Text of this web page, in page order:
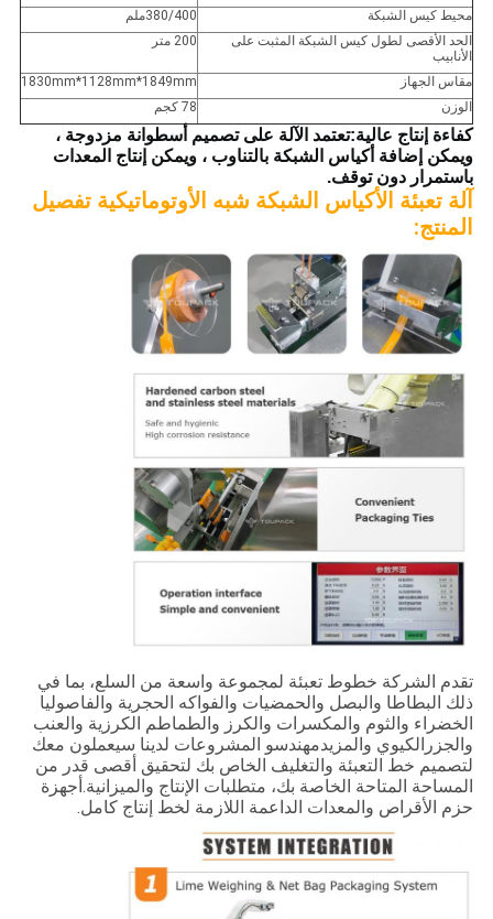
محيط كيس الشبكة
380/400ملم
الحد الأقصى لطول كيس الشبكة المثبت على
الأنابيب
200 متر
مقاس الجهاز
1830mm*1128mm*1849mm
الوزن
78 كجم
كفاءة إنتاج عالية:تعتمد الآلة على تصميم أسطوانة مزدوجة ،
ويمكن إضافة أكياس الشبكة بالتناوب ، ويمكن إنتاج المعدات
باستمرار دون توقف.
آلة تعبئة الأكياس الشبكة شبه الأوتوماتيكية تفصيل
المنتج:
تقدم الشركة خطوط تعبئة لمجموعة واسعة من السلع، بما في
ذلك البطاطا والبصل والحمضيات والفواكه الحجرية والفاصوليا
الخضراء والثوم والمكسرات والكرز والطماطم الكرزية والعنب
والجزرالكيوي والمزيدمهندسو المشروعات لدينا سيعملون معك
لتصميم خط التعبئة والتغليف الخاص بك لتحقيق أقصى قدر من
المساحة المتاحة الخاصة بك، متطلبات الإنتاج والميزانية.أجهزة
حزم الأقراص والمعدات الداعمة اللازمة لخط إنتاج كامل.